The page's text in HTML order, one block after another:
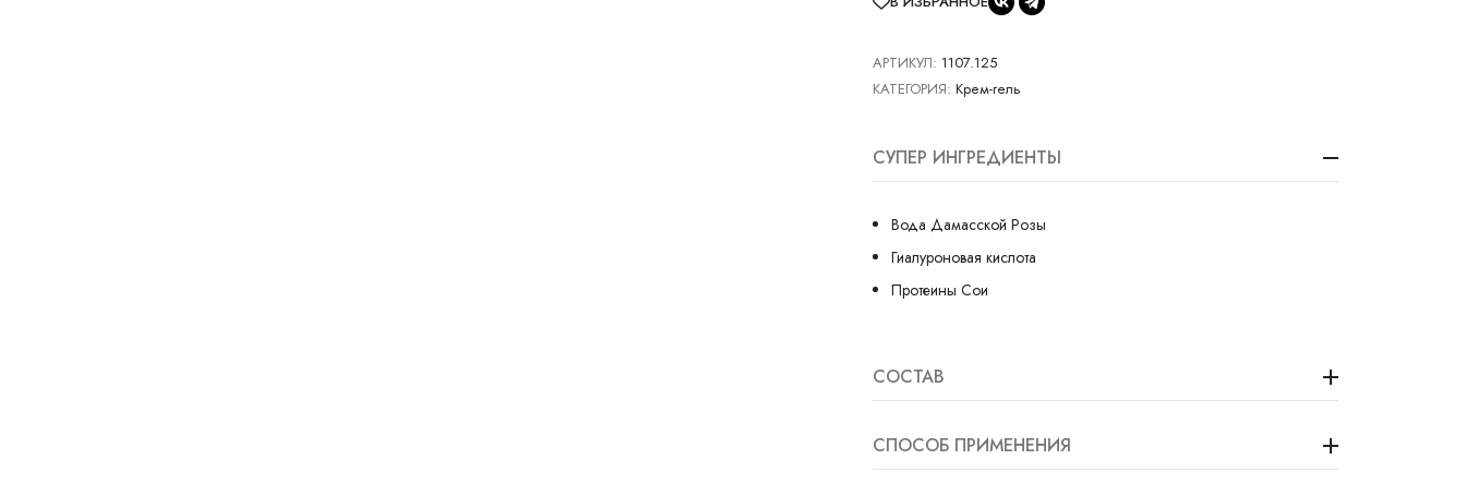
АРТИКУЛ: 1107.125
КАТЕГОРИЯ: Крем-гель
СУПЕР ИНГРЕДИЕНТЫ
Вода Дамасской Розы
Гиалуроновая кислота
Протеины Сои
СОСТАВ
СПОСОБ ПРИМЕНЕНИЯ